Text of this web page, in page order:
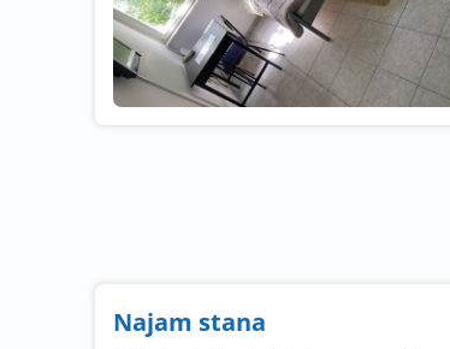
Najam stana